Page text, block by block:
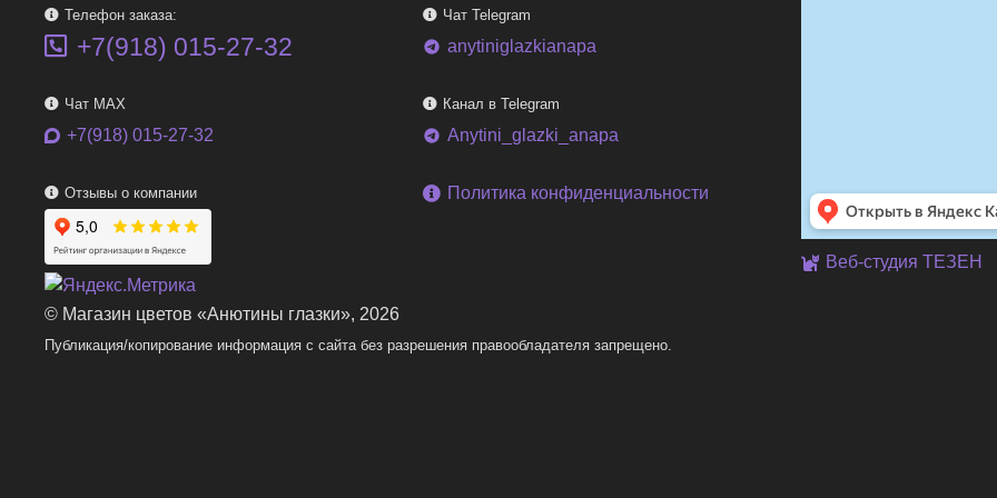
Телефон заказа:
+7(918) 015-27-32
Чат MAX
+7(918) 015-27-32
Отзывы о компании
Чат Telegram
telegram anytiniglazkianapa
Канал в Telegram
telegram Anytini_glazki_anapa
Политика конфиденциальности
Веб-студия ТЕЗЕН
© Магазин цветов «Анютины глазки», 2026
Публикация/копирование информация с сайта без разрешения правообладателя запрещено.